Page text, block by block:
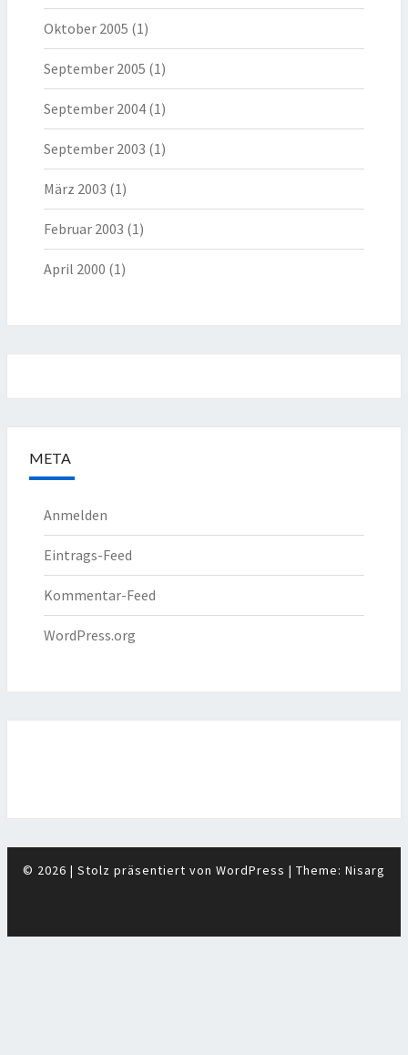
Oktober 2005 (1)
September 2005 (1)
September 2004 (1)
September 2003 (1)
März 2003 (1)
Februar 2003 (1)
April 2000 (1)
META
Anmelden
Eintrags-Feed
Kommentar-Feed
WordPress.org
© 2026 | Stolz präsentiert von WordPress | Theme: Nisarg